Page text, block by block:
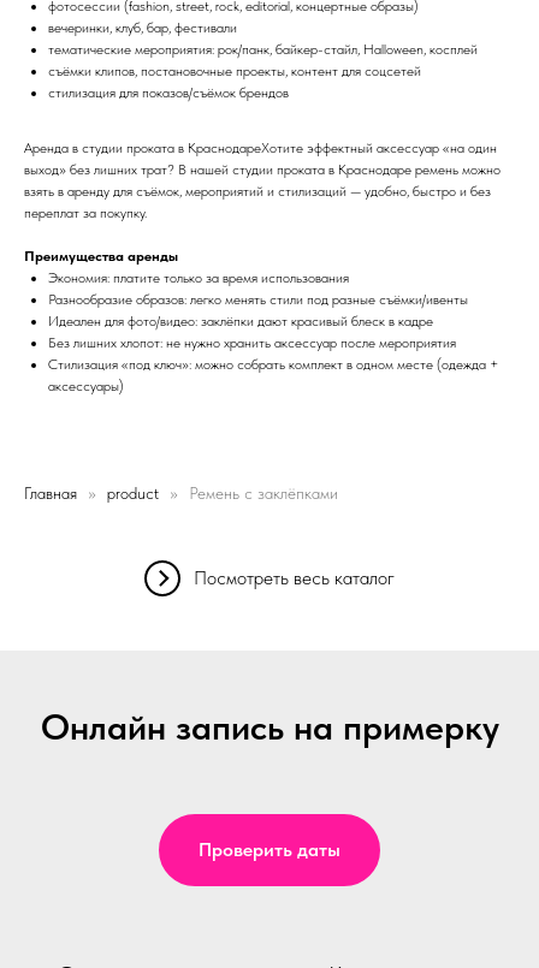
фотосессии (fashion, street, rock, editorial, концертные образы)
вечеринки, клуб, бар, фестивали
тематические мероприятия: рок/панк, байкер-стайл, Halloween, косплей
съёмки клипов, постановочные проекты, контент для соцсетей
стилизация для показов/съёмок брендов
Аренда в студии проката в КраснодареХотите эффектный аксессуар «на один
выход» без лишних трат? В нашей студии проката в Краснодаре ремень можно
взять в аренду для съёмок, мероприятий и стилизаций — удобно, быстро и без
переплат за покупку.
Преимущества аренды
Экономия: платите только за время использования
Разнообразие образов: легко менять стили под разные съёмки/ивенты
Идеален для фото/видео: заклёпки дают красивый блеск в кадре
Без лишних хлопот: не нужно хранить аксессуар после мероприятия
Стилизация «под ключ»: можно собрать комплект в одном месте (одежда +
аксессуары)
Главная product Ремень с заклёпками
Посмотреть весь каталог
Онлайн запись на примерку
Проверить даты